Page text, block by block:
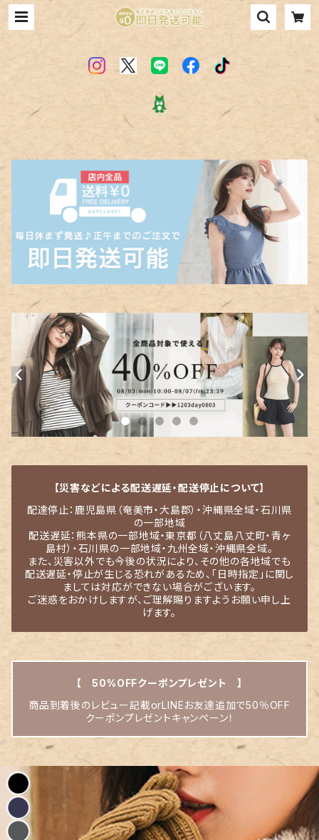
【災害などによる配送遅延・配送停止について】
配達停止：鹿児島県（奄美市・大島郡）・沖縄県全域・石川県
の一部地域
配送遅延：熊本県の一部地域・東京都（八丈島八丈町・青ヶ
島村）・石川県の一部地域・九州全域・沖縄県全域。
また、災害以外でも今後の状況により、その他の各地域でも
配送遅延・停止が生じる恐れがあるため、「日時指定」に関し
ましては対応ができない場合がございます。
ご迷惑をおかけしますが、ご理解賜りますようお願い申し上
げます。
【 50%OFFクーポンプレゼント 】
商品到着後のレビュー記載orLINEお友達追加で50％OFF
クーポンプレゼントキャンペーン！